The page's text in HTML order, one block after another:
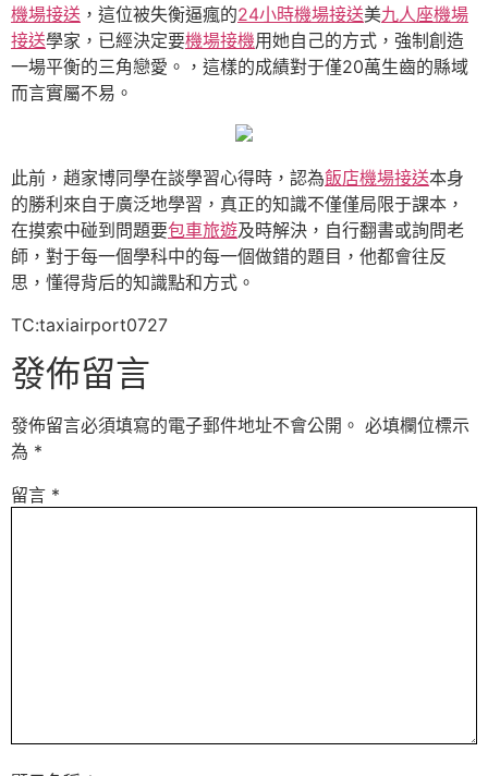
機場接送 ，這位被失衡逼瘋的24小時機場接送美九人座機場
接送學家，已經決定要機場接機用她自己的方式，強制創造
一場平衡的三角戀愛。，這樣的成績對于僅20萬生齒的縣域
而言實屬不易。
此前，趙家博同學在談學習心得時，認為飯店機場接送本身
的勝利來自于廣泛地學習，真正的知識不僅僅局限于課本，
在摸索中碰到問題要包車旅遊及時解決，自行翻書或詢問老
師，對于每一個學科中的每一個做錯的題目，他都會往反
思，懂得背后的知識點和方式。
TC:taxiairport0727
發佈留言
發佈留言必須填寫的電子郵件地址不會公開。 必填欄位標示
為 *
留言 *